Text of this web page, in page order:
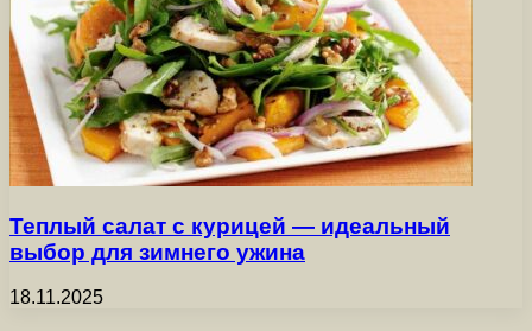
Теплый салат с курицей — идеальный
выбор для зимнего ужина
18.11.2025